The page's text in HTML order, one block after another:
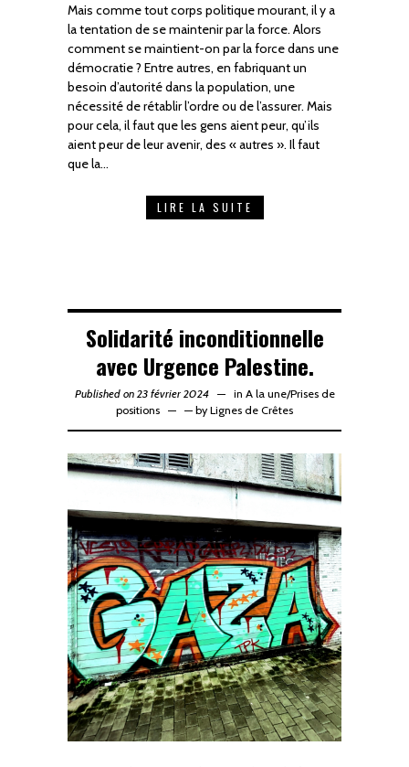
Mais comme tout corps politique mourant, il y a
la tentation de se maintenir par la force. Alors
comment se maintient-on par la force dans une
démocratie ? Entre autres, en fabriquant un
besoin d’autorité dans la population, une
nécessité de rétablir l’ordre ou de l’assurer. Mais
pour cela, il faut que les gens aient peur, qu’ils
aient peur de leur avenir, des « autres ». Il faut
que la…
LIRE LA SUITE
Solidarité inconditionnelle
avec Urgence Palestine.
Published on 23 février 2024 in A la une/Prises de
positions
— by Lignes de Crêtes